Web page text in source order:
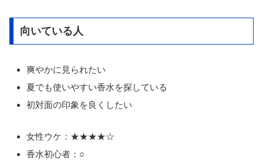
向いている人
爽やかに見られたい
夏でも使いやすい香水を探している
初対面の印象を良くしたい
女性ウケ：★★★★☆
香水初心者：○